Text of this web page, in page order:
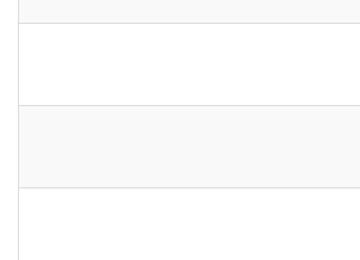
دوگانه
موس
مخصوص